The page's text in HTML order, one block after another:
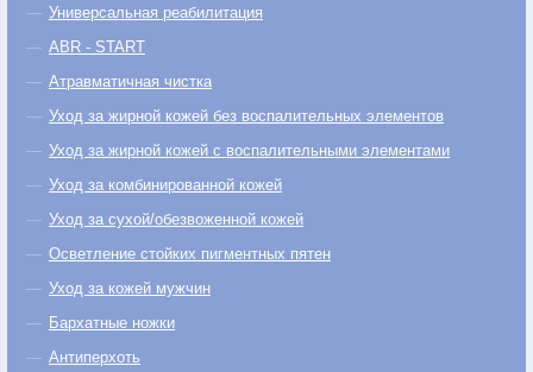
Универсальная реабилитация
ABR - START
Атравматичная чистка
Уход за жирной кожей без воспалительных элементов
Уход за жирной кожей с воспалительными элементами
Уход за комбинированной кожей
Уход за сухой/обезвоженной кожей
Осветление стойких пигментных пятен
Уход за кожей мужчин
Бархатные ножки
Антиперхоть